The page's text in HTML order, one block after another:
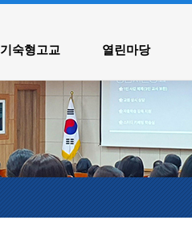
메인메뉴 바로가기
본문내용 바로가기
기숙형고교 열린마당